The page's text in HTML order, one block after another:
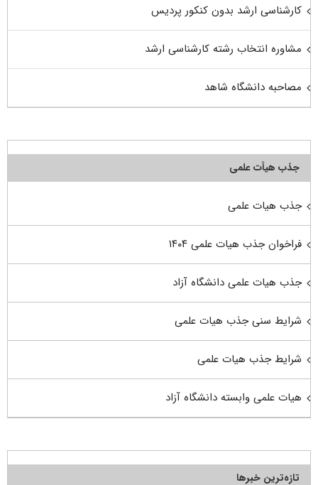
کارشناسی ارشد بدون کنکور پردیس
مشاوره انتخاب رشته کارشناسی ارشد
مصاحبه دانشگاه شاهد
جذب هیأت علمی
جذب هیات علمی
فراخوان جذب هیات علمی ۱۴۰۴
جذب هیات علمی دانشگاه آزاد
شرایط سنی جذب هیات علمی
شرایط جذب هیات علمی
هیات علمی وابسته دانشگاه آزاد
تازه‌ترین خبرها